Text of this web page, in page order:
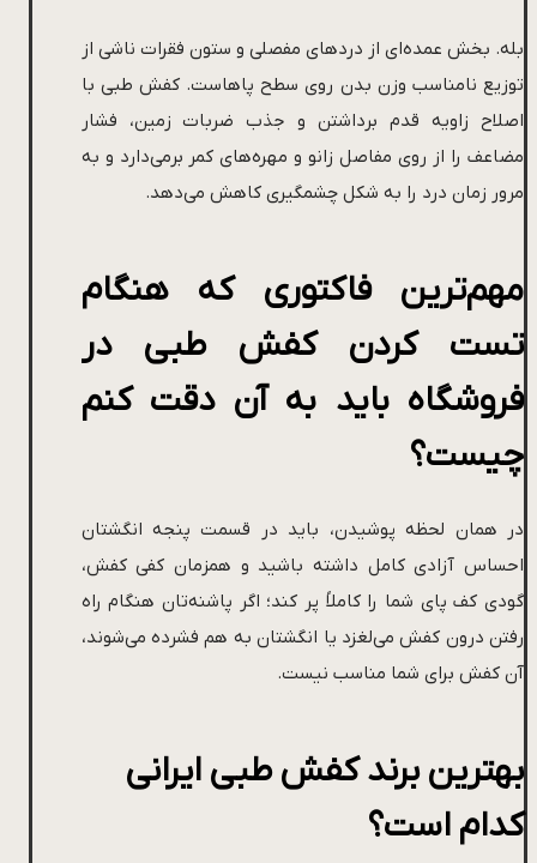
بله. بخش عمده‌ای از دردهای مفصلی و ستون فقرات ناشی از
توزیع نامناسب وزن بدن روی سطح پاهاست. کفش طبی با
اصلاح زاویه قدم برداشتن و جذب ضربات زمین، فشار
مضاعف را از روی مفاصل زانو و مهره‌های کمر برمی‌دارد و به
مرور زمان درد را به شکل چشمگیری کاهش می‌دهد.
مهم‌ترین فاکتوری که هنگام
تست کردن کفش طبی در
فروشگاه باید به آن دقت کنم
چیست؟
در همان لحظه پوشیدن، باید در قسمت پنجه انگشتان
احساس آزادی کامل داشته باشید و همزمان کفی کفش،
گودی کف پای شما را کاملاً پر کند؛ اگر پاشنه‌تان هنگام راه
رفتن درون کفش می‌لغزد یا انگشتان به هم فشرده می‌شوند،
آن کفش برای شما مناسب نیست.
بهترین برند کفش طبی ایرانی
کدام است؟